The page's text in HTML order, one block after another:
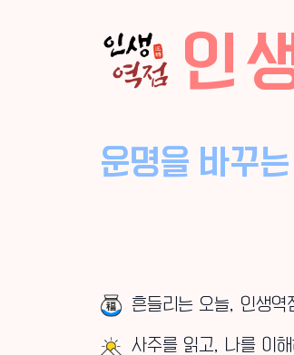
인
운명을 바꾸
흔들리는 오늘, 인생역
사주를 읽고, 나를 이해